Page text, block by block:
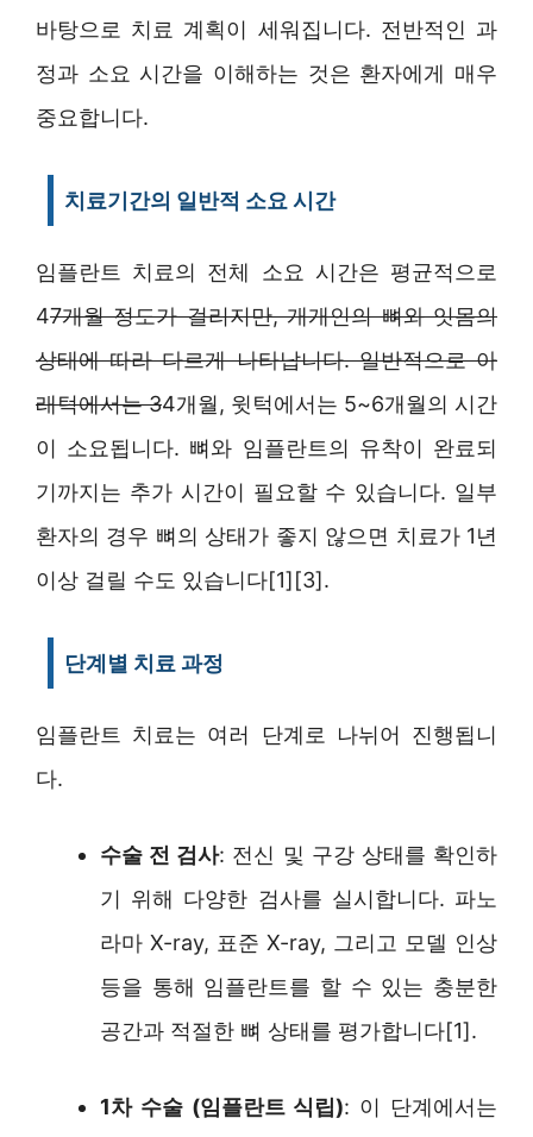
바탕으로 치료 계획이 세워집니다. 전반적인 과
정과 소요 시간을 이해하는 것은 환자에게 매우
중요합니다.
치료기간의 일반적 소요 시간
임플란트 치료의 전체 소요 시간은 평균적으로
47개월 정도가 걸리지만, 개개인의 뼈와 잇몸의
상태에 따라 다르게 나타납니다. 일반적으로 아
래턱에서는 34개월, 윗턱에서는 5~6개월의 시간
이 소요됩니다. 뼈와 임플란트의 유착이 완료되
기까지는 추가 시간이 필요할 수 있습니다. 일부
환자의 경우 뼈의 상태가 좋지 않으면 치료가 1년
이상 걸릴 수도 있습니다[1][3].
단계별 치료 과정
임플란트 치료는 여러 단계로 나뉘어 진행됩니
다.
수술 전 검사: 전신 및 구강 상태를 확인하
기 위해 다양한 검사를 실시합니다. 파노
라마 X-ray, 표준 X-ray, 그리고 모델 인상
등을 통해 임플란트를 할 수 있는 충분한
공간과 적절한 뼈 상태를 평가합니다[1].
1차 수술 (임플란트 식립): 이 단계에서는